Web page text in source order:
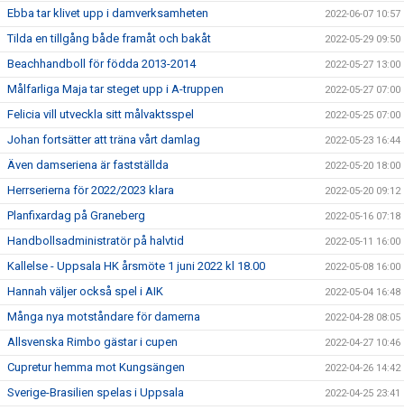
Ebba tar klivet upp i damverksamheten 2022-06-07 10:57
Tilda en tillgång både framåt och bakåt 2022-05-29 09:50
Beachhandboll för födda 2013-2014 2022-05-27 13:00
Målfarliga Maja tar steget upp i A-truppen 2022-05-27 07:00
Felicia vill utveckla sitt målvaktsspel 2022-05-25 07:00
Johan fortsätter att träna vårt damlag 2022-05-23 16:44
Även damseriena är fastställda 2022-05-20 18:00
Herrserierna för 2022/2023 klara 2022-05-20 09:12
Planfixardag på Graneberg 2022-05-16 07:18
Handbollsadministratör på halvtid 2022-05-11 16:00
Kallelse - Uppsala HK årsmöte 1 juni 2022 kl 18.00 2022-05-08 16:00
Hannah väljer också spel i AIK 2022-05-04 16:48
Många nya motståndare för damerna 2022-04-28 08:05
Allsvenska Rimbo gästar i cupen 2022-04-27 10:46
Cupretur hemma mot Kungsängen 2022-04-26 14:42
Sverige-Brasilien spelas i Uppsala 2022-04-25 23:41